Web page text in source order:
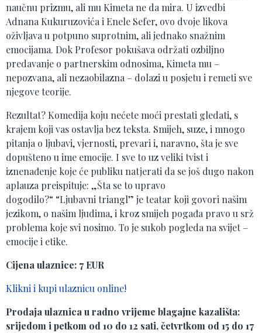
naučnu prizmu, ali mu Kimeta ne da mira. U izvedbi
Adnana Kukuruzovića i Enele Sefer, ovo dvoje likova
oživljava u potpuno suprotnim, ali jednako snažnim
emocijama. Dok Profesor pokušava održati ozbiljno
predavanje o partnerskim odnosima, Kimeta mu –
nepozvana, ali nezaobilazna – dolazi u posjetu i remeti sve
njegove teorije.
Rezultat? Komedija koju nećete moći prestati gledati, s
krajem koji vas ostavlja bez teksta. Smijeh, suze, i mnogo
pitanja o ljubavi, vjernosti, prevari i, naravno, šta je sve
dopušteno u ime emocije. I sve to uz veliki tvist i
iznenađenje koje će publiku natjerati da se još dugo nakon
aplauza preispituje: „Šta se to upravo
dogodilo?“ “Ljubavni triangl” je teatar koji govori našim
jezikom, o našim ljudima, i kroz smijeh pogađa pravo u srž
problema koje svi nosimo. To je sukob pogleda na svijet –
emocije i etike.
Cijena ulaznice: 7 EUR
Klikni i kupi ulaznicu online!
Prodaja ulaznica u radno vrijeme blagajne kazališta:
srijedom i petkom od 10 do 12 sati, četvrtkom od 15 do 17